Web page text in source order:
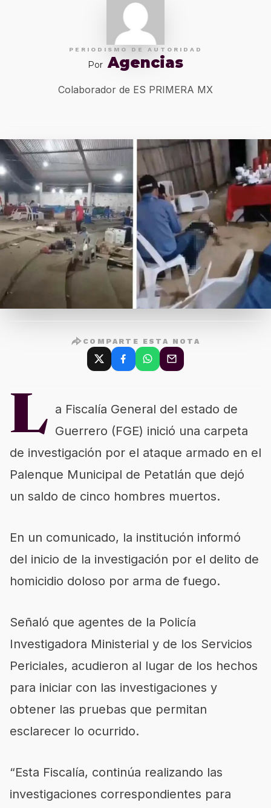
PERIODISMO DE AUTORIDAD
Por Agencias
Colaborador de ES PRIMERA MX
COMPARTE ESTA NOTA
L a Fiscalía General del estado de
Guerrero (FGE) inició una carpeta
de investigación por el ataque armado en el
Palenque Municipal de Petatlán que dejó
un saldo de cinco hombres muertos.
En un comunicado, la institución informó
del inicio de la investigación por el delito de
homicidio doloso por arma de fuego.
Señaló que agentes de la Policía
Investigadora Ministerial y de los Servicios
Periciales, acudieron al lugar de los hechos
para iniciar con las investigaciones y
obtener las pruebas que permitan
esclarecer lo ocurrido.
“Esta Fiscalía, continúa realizando las
investigaciones correspondientes para